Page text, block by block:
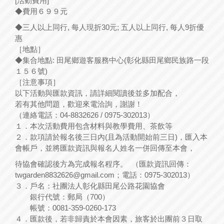
◆費用６９９元
◆三人以上同行, 每人現折30元; 五人以上同行, 每人9折優
惠
［地點］
◆集合地點: 田尾鄉遊客服務中心(彰化縣田尾鄉民族路一段
１５６號)
［注意事項］
以下活動與匯款資訊，請詳細閱讀後並多加配合，
若有其他問題，歡迎來電洽詢，謝謝！
（連絡電話：04-8832626 / 0975-302013）
１．本次活動費用包含材料與教學費用、茶飲等
２．款項請於報名後三日內(且為活動開始前三日)，匯入本
會帳戶，並將匯款資訊與報名人姓名一併回傳至本會，
待協會確認後方為完成報名程序。 （匯款資訊回傳：
twgarden8832626@gmail.com；電話：0975-302013）
３．戶名：社團法人彰化縣田尾公路花園協會
銀行代號：郵局（700）
帳號：0081-359-0260-173
４．匯款後，若非歸責於本會因素，旅客於出團前３日取